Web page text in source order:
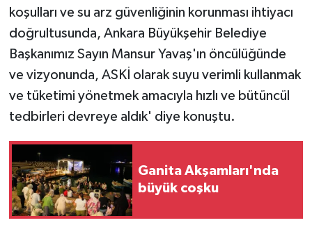
koşulları ve su arz güvenliğinin korunması ihtiyacı
doğrultusunda, Ankara Büyükşehir Belediye
Başkanımız Sayın Mansur Yavaş'ın öncülüğünde
ve vizyonunda, ASKİ olarak suyu verimli kullanmak
ve tüketimi yönetmek amacıyla hızlı ve bütüncül
tedbirleri devreye aldık' diye konuştu.
Ganita Akşamları'nda
büyük coşku